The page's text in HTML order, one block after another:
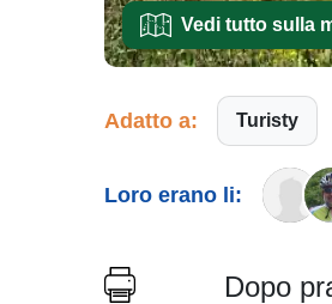
Vedi tutto sulla
Adatto a: Turisty
Loro erano li:
Dopo